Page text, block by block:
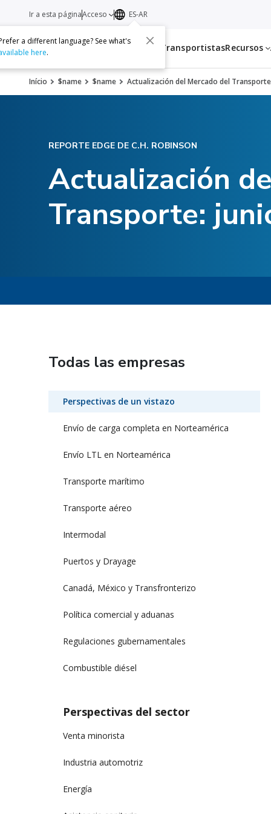
Servicios TransportistasRecursos
Ir a esta páginaAcceso ES-AR
a different language? See what's
here.
Início $name $name Actualización del Mercado del
REPORTE EDGE DE C.H. ROBINSON
Actualización
Transporte:
Todas las empresas
Perspectivas de un vistazo
Envío de carga completa en Norteamérica
Envío LTL en Norteamérica
Transporte marítimo
Transporte aéreo
Intermodal
Puertos y Drayage
Canadá, México y Transfronterizo
Política comercial y aduanas
Regulaciones gubernamentales
Combustible diésel
Perspectivas del sector
Venta minorista
Industria automotriz
Energía